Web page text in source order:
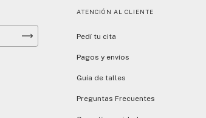
ATENCIÓN AL CLIENTE
Pedí tu cita
Pagos y envíos
Guía de talles
Preguntas Frecuentes